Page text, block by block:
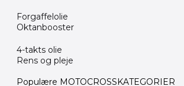
Forgaffelolie
Oktanbooster
4-takts olie
Rens og pleje
Populære MOTOCROSSKATEGORIER